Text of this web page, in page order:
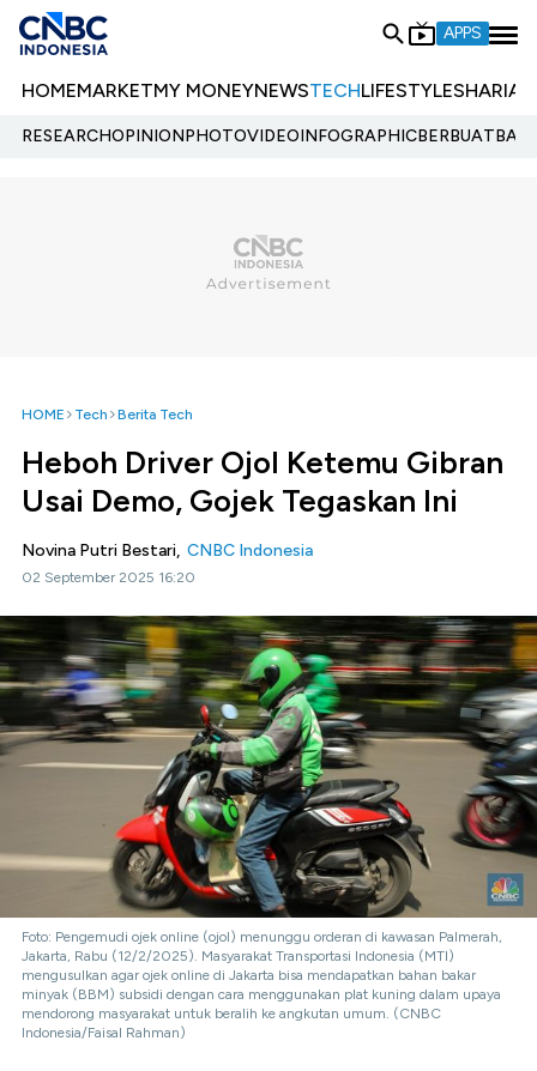
APPS
HOMEMARKETMY MONEYNEWSTECHLIFESTYLESHARIA
RESEARCHOPINIONPHOTOVIDEOINFOGRAPHIC
HOME Tech Berita Tech
Heboh Driver Ojol Ketemu Gibran
Usai Demo, Gojek Tegaskan Ini
Novina Putri Bestari, CNBC Indonesia
02 September 2025 16:20
Foto: Pengemudi ojek online (ojol) menunggu orderan di kawasan Palmerah,
Jakarta, Rabu (12/2/2025). Masyarakat Transportasi Indonesia (MTI)
mengusulkan agar ojek online di Jakarta bisa mendapatkan bahan bakar
minyak (BBM) subsidi dengan cara menggunakan plat kuning dalam upaya
mendorong masyarakat untuk beralih ke angkutan umum. (CNBC
Indonesia/Faisal Rahman)